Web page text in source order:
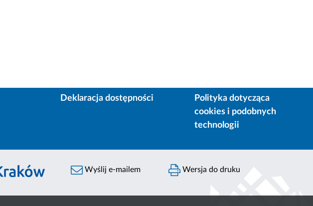
Deklaracja dostępności
Polityka dotycząca
cookies i podobnych
technologii
Wyślij e-mailem Wersja do druku